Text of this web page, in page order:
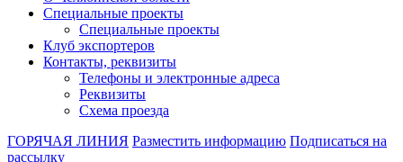
Специальные проекты
Специальные проекты
Клуб экспортеров
Контакты, реквизиты
Телефоны и электронные адреса
Реквизиты
Схема проезда
ГОРЯЧАЯ ЛИНИЯ Разместить информацию Подписаться на
рассылку